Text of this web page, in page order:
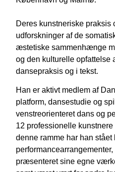
Deres kunstneriske praksis
udforskninger af de
æstetiske sammenhænge
og den kulturelle opfattelse
dansepraksis og i tekst.
Han er aktivt medlem af
platform, dansestudie og
venstreorienteret dans og
12 professionelle
denne ramme har han
præsenteret sine egne